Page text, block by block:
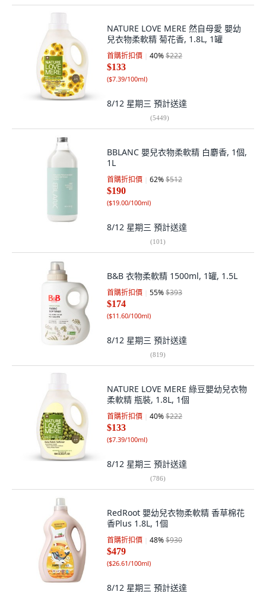
NATURE LOVE MERE 然自母愛 嬰幼
兒衣物柔軟精 菊花香, 1.8L, 1罐
首購折扣價 40%$222
$133
($7.39/100ml)
8/12 星期三 預計送達
(5449)
BBLANC 嬰兒衣物柔軟精 白麝香, 1個,
1L
首購折扣價 62%$512
$190
($19.00/100ml)
8/12 星期三 預計送達
(101)
B&B 衣物柔軟精 1500ml, 1罐, 1.5L
首購折扣價 55%$393
$174
($11.60/100ml)
8/12 星期三 預計送達
(819)
NATURE LOVE MERE 綠豆嬰幼兒衣物
柔軟精 瓶裝, 1.8L, 1個
首購折扣價 40%$222
$133
($7.39/100ml)
8/12 星期三 預計送達
(786)
RedRoot 嬰幼兒衣物柔軟精 香草棉花
香Plus 1.8L, 1個
首購折扣價 48%$930
$479
($26.61/100ml)
8/12 星期三 預計送達